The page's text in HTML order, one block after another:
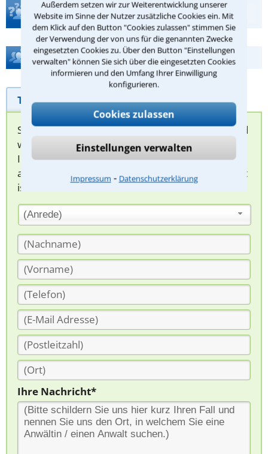
Außerdem setzen wir zur Weiterentwicklung unserer
Website im Sinne der Nutzer zusätzliche Cookies ein. Mit
dem Klick auf den Button "Cookies zulassen" stimmen Sie
der Verwendung der von uns für die genannten Zwecke
eingesetzten Cookies zu. Über den Button "Einstellungen
verwalten" können Sie sich über die eingesetzten Cookies
informieren und den Umfang Ihrer Einwilligung
konfigurieren.
Cookies zulassen
Einstellungen verwalten
Impressum ⁃ Datenschutzerklärung
Teste Dein Rechtswissen
Hilfe bei Ihrer Anwaltsuche?
Telefonhilfe Beratungsanfrage
Sie können hier Ihren Fall schildern. Anschließend
werden sich spezialisierte Rechtsanwälte bei
Ihnen melden, um das weitere Vorgehen
abzuklären. Die Rückmeldung durch einen Anwalt
ist für Sie kostenlos.
(Anrede)
Ihre Nachricht*